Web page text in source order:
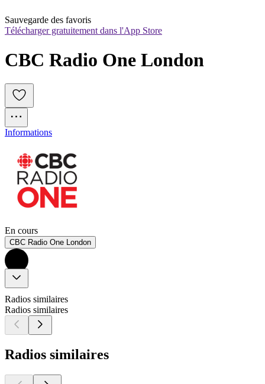
Sauvegarde des favoris
Télécharger gratuitement dans l'App Store
CBC Radio One London
Informations
En cours
CBC Radio One London
Radios similaires
Radios similaires
Radios similaires